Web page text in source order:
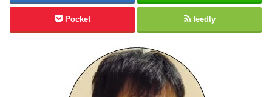
Pocket feedly